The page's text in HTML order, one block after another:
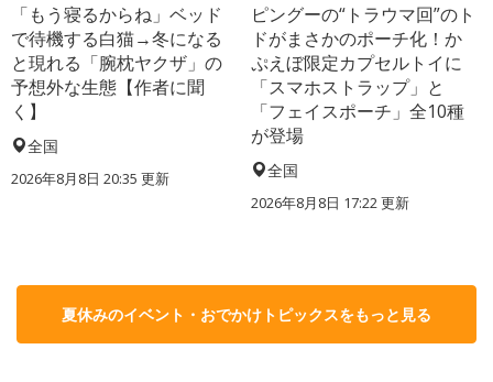
「もう寝るからね」ベッド
で待機する白猫→冬になる
と現れる「腕枕ヤクザ」の
予想外な生態【作者に聞
く】
全国
2026年8月8日 20:35 更新
ピングーの“トラウマ回”のト
ドがまさかのポーチ化！か
ぷえぼ限定カプセルトイに
「スマホストラップ」と
「フェイスポーチ」全10種
が登場
全国
2026年8月8日 17:22更新
夏休みのイベント・おでかけトピックスをもっと見る